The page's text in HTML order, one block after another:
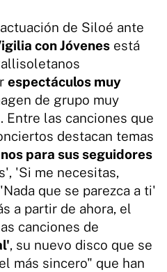
de Siloé ante
con Jóvenes está
espectáculos muy
de grupo muy
Entre las canciones que
destacan temas
para sus seguidores
'Si me necesitas,
que se parezca a ti'
a partir de ahora, el
canciones de
, su nuevo disco que se
más sincero" que han